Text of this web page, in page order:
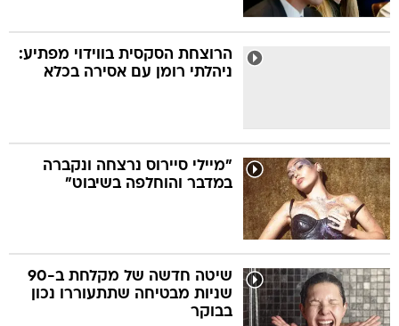
הרוצחת הסקסית בווידוי מפתיע:
ניהלתי רומן עם אסירה בכלא
"מיילי סיירוס נרצחה ונקברה
במדבר והוחלפה בשיבוט"
שיטה חדשה של מקלחת ב-90
שניות מבטיחה שתתעוררו נכון
בבוקר